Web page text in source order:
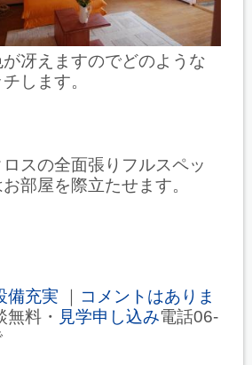
冴えますのでどのような
します。
スの全面張りフルスペッ
部屋を際立たせます。
備充実
コメントはありま
無料・ 見学申し込み電話06-